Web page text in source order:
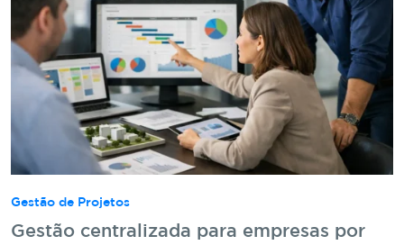
Gestão de Projetos
Gestão centralizada para empresas por